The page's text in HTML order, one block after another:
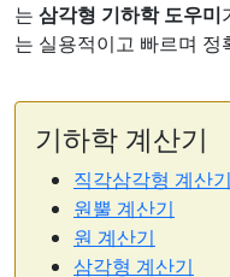
는 삼각형 기하학 도우미
는 실용적이고 빠르며 정
기하학 계산기
직각삼각형 계산기
원뿔 계산기
원 계산기
삼각형 계산기